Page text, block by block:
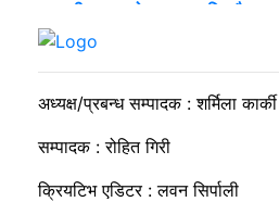
व्यवसायी मुन्दडाको घरमा एकाबिहानै
अध्यक्ष/प्रबन्ध सम्पादक : शर्मिला कार्की
सम्पादक : रोहित गिरी
क्रियटिभ एडिटर : लवन सिर्पाली